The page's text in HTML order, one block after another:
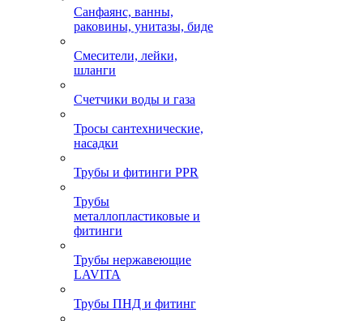
Санфаянс, ванны,
раковины, унитазы, биде
Смесители, лейки,
шланги
Счетчики воды и газа
Тросы сантехнические,
насадки
Трубы и фитинги PPR
Трубы
металлопластиковые и
фитинги
Трубы нержавеющие
LAVITA
Трубы ПНД и фитинг